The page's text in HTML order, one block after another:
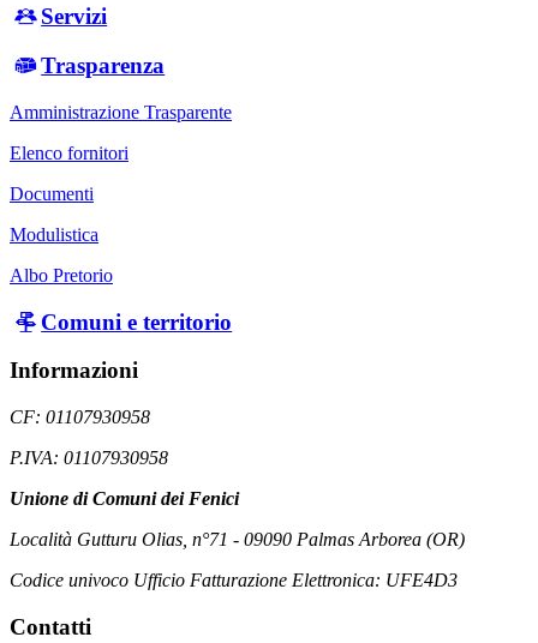
Servizi
Trasparenza
Amministrazione Trasparente
Elenco fornitori
Documenti
Modulistica
Albo Pretorio
Comuni e territorio
Informazioni
CF: 01107930958
P.IVA: 01107930958
Unione di Comuni dei Fenici
Località Gutturu Olias, n°71 - 09090 Palmas Arborea (OR)
Codice univoco Ufficio Fatturazione Elettronica: UFE4D3
Contatti